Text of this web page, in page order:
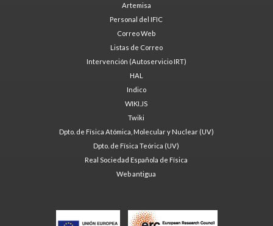
Artemisa
Personal del IFIC
Correo Web
Listas de Correo
Intervención (Autoservicio IRT)
HAL
Indico
WIKI.JS
Twiki
Dpto. de Física Atómica, Molecular y Nuclear (UV)
Dpto. de Física Teórica (UV)
Real Sociedad Española de Física
Web antigua